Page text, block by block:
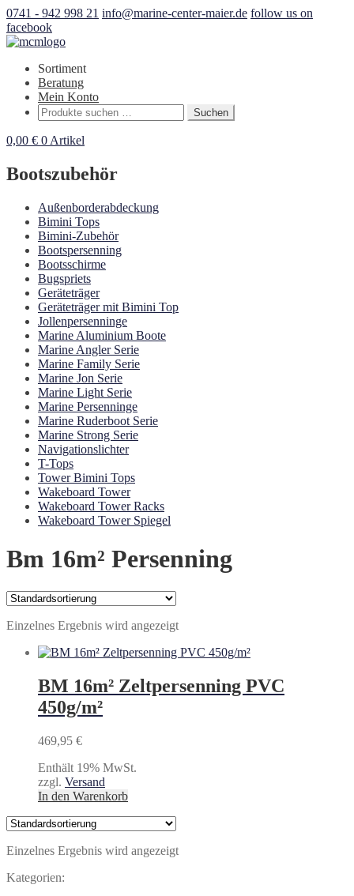
0741 - 942 998 21 info@marine-center-maier.de follow us on
facebook
Sortiment
Beratung
Mein Konto
Suchen
nach:
Suchen
0,00 € 0 Artikel
Bootszubehör
Außenborderabdeckung
Bimini Tops
Bimini-Zubehör
Bootspersenning
Bootsschirme
Bugspriets
Geräteträger
Geräteträger mit Bimini Top
Jollenpersenninge
Marine Aluminium Boote
Marine Angler Serie
Marine Family Serie
Marine Jon Serie
Marine Light Serie
Marine Persenninge
Marine Ruderboot Serie
Marine Strong Serie
Navigationslichter
T-Tops
Tower Bimini Tops
Wakeboard Tower
Wakeboard Tower Racks
Wakeboard Tower Spiegel
Bm 16m² Persenning
Einzelnes Ergebnis wird angezeigt
BM 16m² Zeltpersenning PVC
450g/m²
469,95 €
Enthält 19% MwSt.
zzgl. Versand
In den Warenkorb
Einzelnes Ergebnis wird angezeigt
Kategorien: